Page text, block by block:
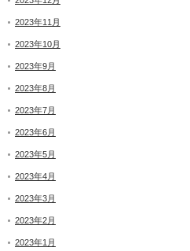
2023年11月
2023年10月
2023年9月
2023年8月
2023年7月
2023年6月
2023年5月
2023年4月
2023年3月
2023年2月
2023年1月